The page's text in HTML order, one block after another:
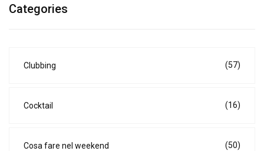
Categories
Clubbing (57)
Cocktail (16)
Cosa fare nel weekend (50)